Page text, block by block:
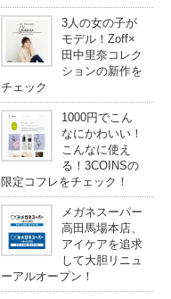
3人の女の子が
モデル！Zoff×
田中里奈コレク
ションの新作を
チェック
1000円でこん
なにかわいい！
こんなに使え
る！3COINSの
限定コフレをチェック！
メガネスーパー
高田馬場本店、
アイケアを追求
して大胆リニュ
ーアルオープン！